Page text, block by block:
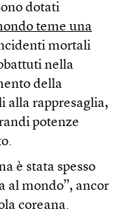
dotati
teme una
mortali
nella
della
alla rappresaglia,
potenze
è stata spesso
al mondo”, ancor
coreana.